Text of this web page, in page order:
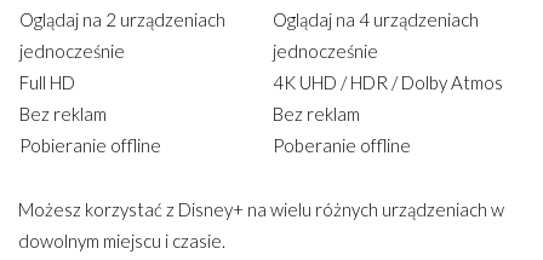
Oglądaj na 2 urządzeniach
jednocześnie
Full HD
Bez reklam
Pobieranie offline
Oglądaj na 4 urządzeniach
jednocześnie
4K UHD / HDR / Dolby Atmos
Bez reklam
Poberanie offline
Możesz korzystać z Disney+ na wielu różnych urządzeniach w
dowolnym miejscu i czasie.